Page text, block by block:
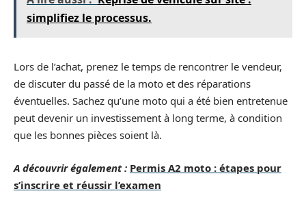
simplifiez le processus.
Lors de l’achat, prenez le temps de rencontrer le vendeur,
de discuter du passé de la moto et des réparations
éventuelles. Sachez qu’une moto qui a été bien entretenue
peut devenir un investissement à long terme, à condition
que les bonnes pièces soient là.
A découvrir également : Permis A2 moto : étapes pour
s’inscrire et réussir l’examen